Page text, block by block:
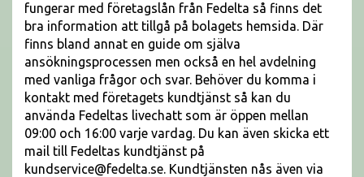
fungerar med företagslån från Fedelta så finns det
bra information att tillgå på bolagets hemsida. Där
finns bland annat en guide om själva
ansökningsprocessen men också en hel avdelning
med vanliga frågor och svar. Behöver du komma i
kontakt med företagets kundtjänst så kan du
använda Fedeltas livechatt som är öppen mellan
09:00 och 16:00 varje vardag. Du kan även skicka ett
mail till Fedeltas kundtjänst på
kundservice@fedelta.se. Kundtjänsten nås även via